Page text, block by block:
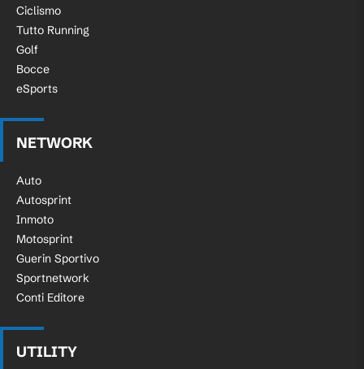
Ciclismo
Tutto Running
Golf
Bocce
eSports
NETWORK
Auto
Autosprint
Inmoto
Motosprint
Guerin Sportivo
Sportnetwork
Conti Editore
UTILITY